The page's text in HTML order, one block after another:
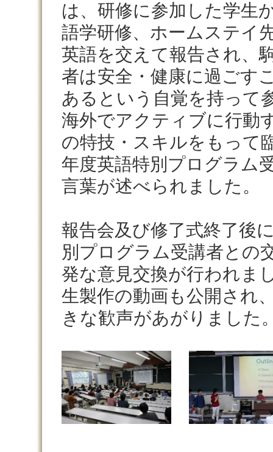
は、研修に参加した学生
語学研修、ホームステイ
英語を交えて報告され、
者は安全・健康に過ごす
あるという自覚を持って
海外でアクティブに行動
の特技・スキルをもって
年度英語特別プログラム
言葉が述べられました。
報告会及び修了式終了後
別プログラム受講者との
発な意見交換が行われま
生製作の動画も公開され
きな歓声があがりました